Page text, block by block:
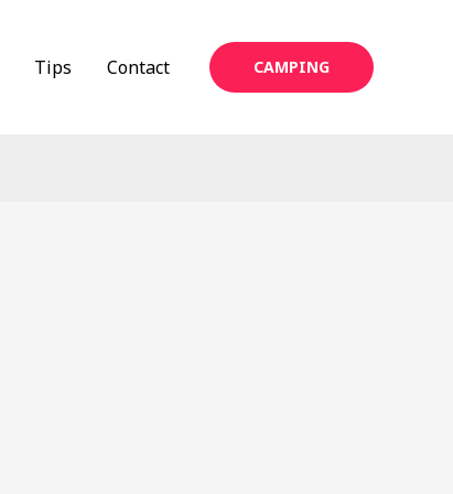
Tips Contact CAMPING